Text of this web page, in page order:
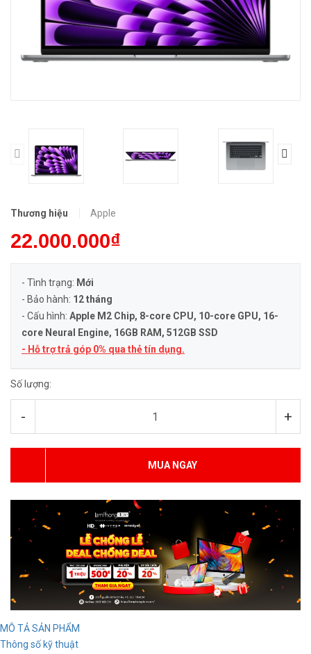
Thương hiệu Apple
22.000.000₫
- Tình trạng: Mới
- Bảo hành: 12 tháng
- Cấu hình: Apple M2 Chip, 8-core CPU, 10-core GPU, 16-
core Neural Engine, 16GB RAM, 512GB SSD
- Hỗ trợ trả góp 0% qua thẻ tín dụng.
Số lượng:
- +
MUA NGAY
MÔ TẢ SẢN PHẨM
Thông số kỹ thuật